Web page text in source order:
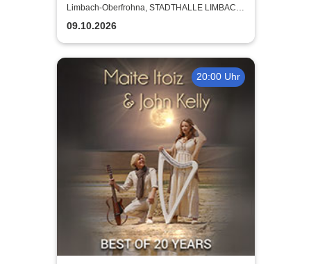
Koschinsky - Ein Pullover voll
Frau
Limbach-Oberfrohna, STADTHALLE LIMBACH-
OBERFROHNA
09.10.2026
20:00 Uhr